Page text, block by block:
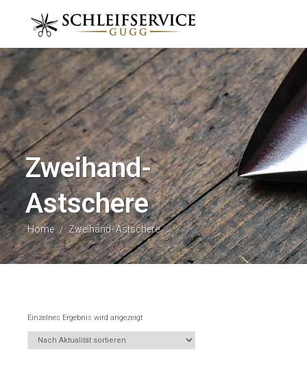
Zweihand-
Astschere
Home / Zweihand- Astschere
Einzelnes Ergebnis wird angezeigt